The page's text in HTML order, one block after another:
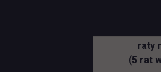
raty
(5 rat